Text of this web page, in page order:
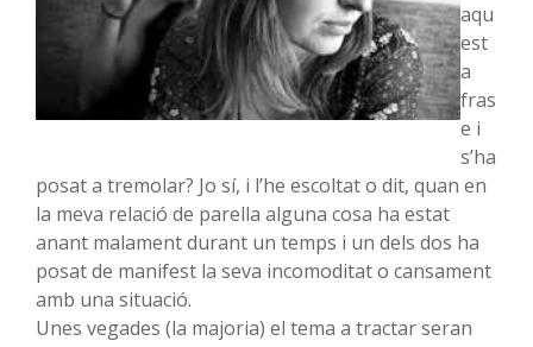
aqu
est
a
fras
e i
s’ha
posat a tremolar? Jo sí, i l’he escoltat o dit, quan en
la meva relació de parella alguna cosa ha estat
anant malament durant un temps i un dels dos ha
posat de manifest la seva incomoditat o cansament
amb una situació.
Unes vegades (la majoria) el tema a tractar seran